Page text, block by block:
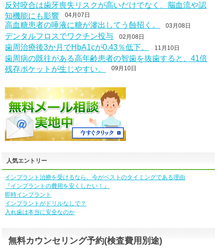
反対咬合は歯牙喪失リスクが高いだけでなく、脳血流や認
知機能にも影響 04月07日
高血糖患者の唾液に糖が滲出してう蝕招く。 03月08日
デンタルフロスでワクチン投与 02月08日
歯周治療後3か月でHbA1cが0.43％低下。 11月10日
歯周病の既往がある高年齢患者の智歯を抜歯すると、41倍
残存ポケットが生じやすい。 09月10日
人気エントリー
インプラント治療を受けるなら、今がベストのタイミングである理由
『インプラントの費用を安くしたい！』
即時インプラント
インプラントがドリルなしで？
入れ歯は本当に安全なのか
無料カウンセリング予約(検査費用別途)